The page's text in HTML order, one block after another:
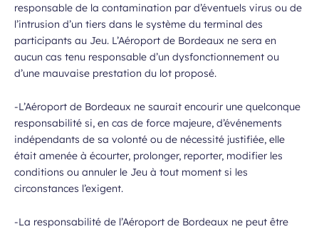
responsable de la contamination par d’éventuels virus ou de
l’intrusion d’un tiers dans le système du terminal des
participants au Jeu. L’Aéroport de Bordeaux ne sera en
aucun cas tenu responsable d’un dysfonctionnement ou
d’une mauvaise prestation du lot proposé.
-L’Aéroport de Bordeaux ne saurait encourir une quelconque
responsabilité si, en cas de force majeure, d’événements
indépendants de sa volonté ou de nécessité justifiée, elle
était amenée à écourter, prolonger, reporter, modifier les
conditions ou annuler le Jeu à tout moment si les
circonstances l’exigent.
-La responsabilité de l’Aéroport de Bordeaux ne peut être